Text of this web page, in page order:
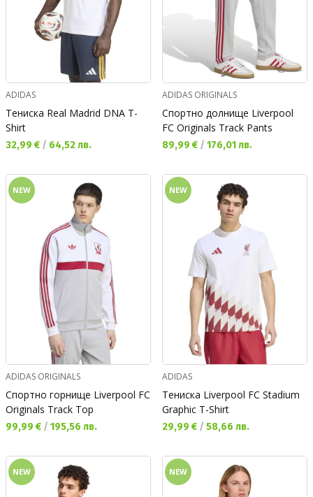
ADIDAS
Тениска Real Madrid DNA T-
Shirt
Текуща цена:
32,99 € / 64,52 лв.
ADIDAS ORIGINALS
Спортно долнище Liverpool
FC Originals Track Pants
Текуща цена:
89,99 € / 176,01 лв.
NEW
ADIDAS ORIGINALS
Спортно горнище Liverpool FC
Originals Track Top
Текуща цена:
99,99 € / 195,56 лв.
NEW
ADIDAS
Тениска Liverpool FC Stadium
Graphic T-Shirt
Текуща цена:
29,99 € / 58,66 лв.
NEW NEW